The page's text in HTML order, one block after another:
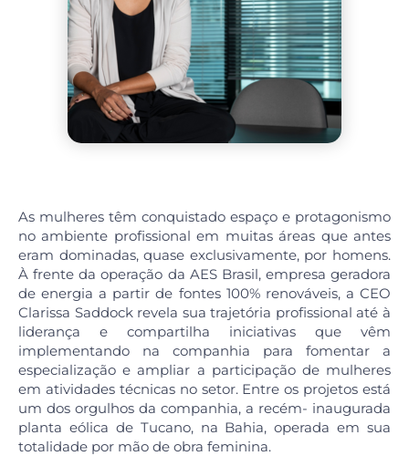
As mulheres têm conquistado espaço e protagonismo
no ambiente profissional em muitas áreas que antes
eram dominadas, quase exclusivamente, por homens.
À frente da operação da AES Brasil, empresa geradora
de energia a partir de fontes 100% renováveis, a CEO
Clarissa Saddock revela sua trajetória profissional até à
liderança e compartilha iniciativas que vêm
implementando na companhia para fomentar a
especialização e ampliar a participação de mulheres
em atividades técnicas no setor. Entre os projetos está
um dos orgulhos da companhia, a recém- inaugurada
planta eólica de Tucano, na Bahia, operada em sua
totalidade por mão de obra feminina.